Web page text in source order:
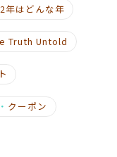
年はどんな年
Truth Untold
・ クーポン